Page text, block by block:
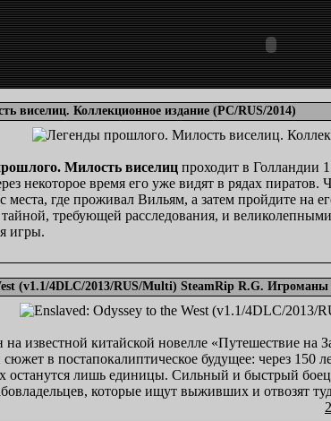
виселиц. Коллекционное издание (PC/RUS/2014)
Милость виселиц проходит в Голландии
некоторое время его уже видят в рядах
места, где проживал Вильям, а затем пройдите на
требующей расследования, и
игры.
(v1.1/4DLC/2013/RUS/Multi) SteamRip R.G. Игроманы
известной китайской новелле «Путешествие на
сюжет в постапокалиптическое будущее: через
останутся лишь единицы. Cильный и быстрый
которые ищут выживших и отвозят